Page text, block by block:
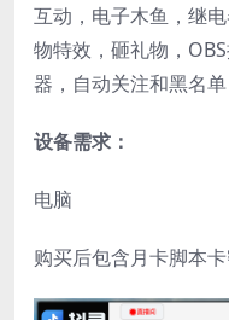
互动，电子木鱼，继
物特效，砸礼物，
器，自动关注和黑名
设备需求：
电脑
购买后包含月卡脚本